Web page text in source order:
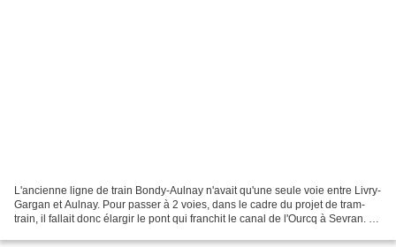
L'ancienne ligne de train Bondy-Aulnay n'avait qu'une seule voie entre Livry-
Gargan et Aulnay. Pour passer à 2 voies, dans le cadre du projet de tram-
train, il fallait donc élargir le pont qui franchit le canal de l'Ourcq à Sevran. En